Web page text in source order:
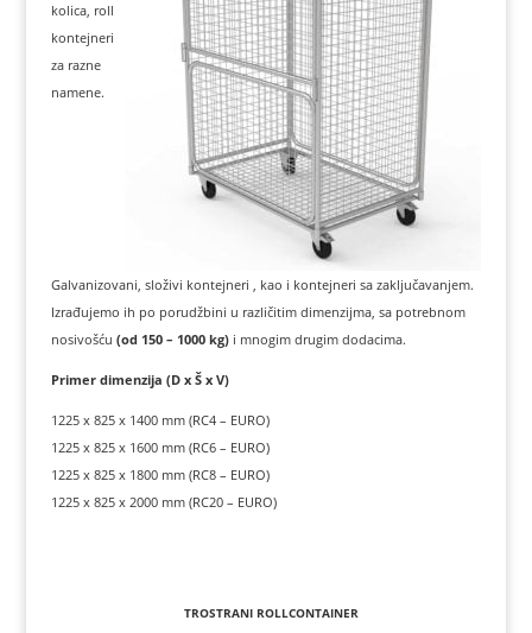
kolica, roll
kontejneri
za razne
namene.
Galvanizovani, složivi kontejneri , kao i kontejneri sa zaključavanjem.
Izrađujemo ih po porudžbini u različitim dimenzijma, sa potrebnom
nosivošću (od 150 – 1000 kg)i mnogim drugim dodacima.
Primer dimenzija (D x Š x V)
1225 x 825 x 1400 mm (RC4 – EURO)
1225 x 825 x 1600 mm (RC6 – EURO)
1225 x 825 x 1800 mm (RC8 – EURO)
1225 x 825 x 2000 mm (RC20 – EURO)
TROSTRANI ROLLCONTAINER